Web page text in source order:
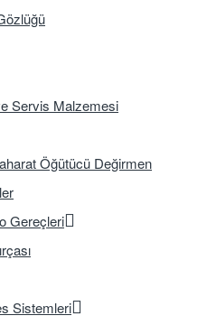
Servis Malzemesi
Öğütücü Değirmen
Gereçleri
Sistemleri